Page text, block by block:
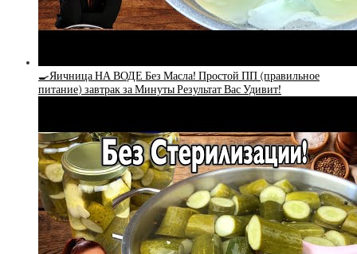
🍳Яичница НА ВОДЕ Без Масла! Простой ПП (правильное
питание) завтрак за Минуты Результат Вас Удивит!